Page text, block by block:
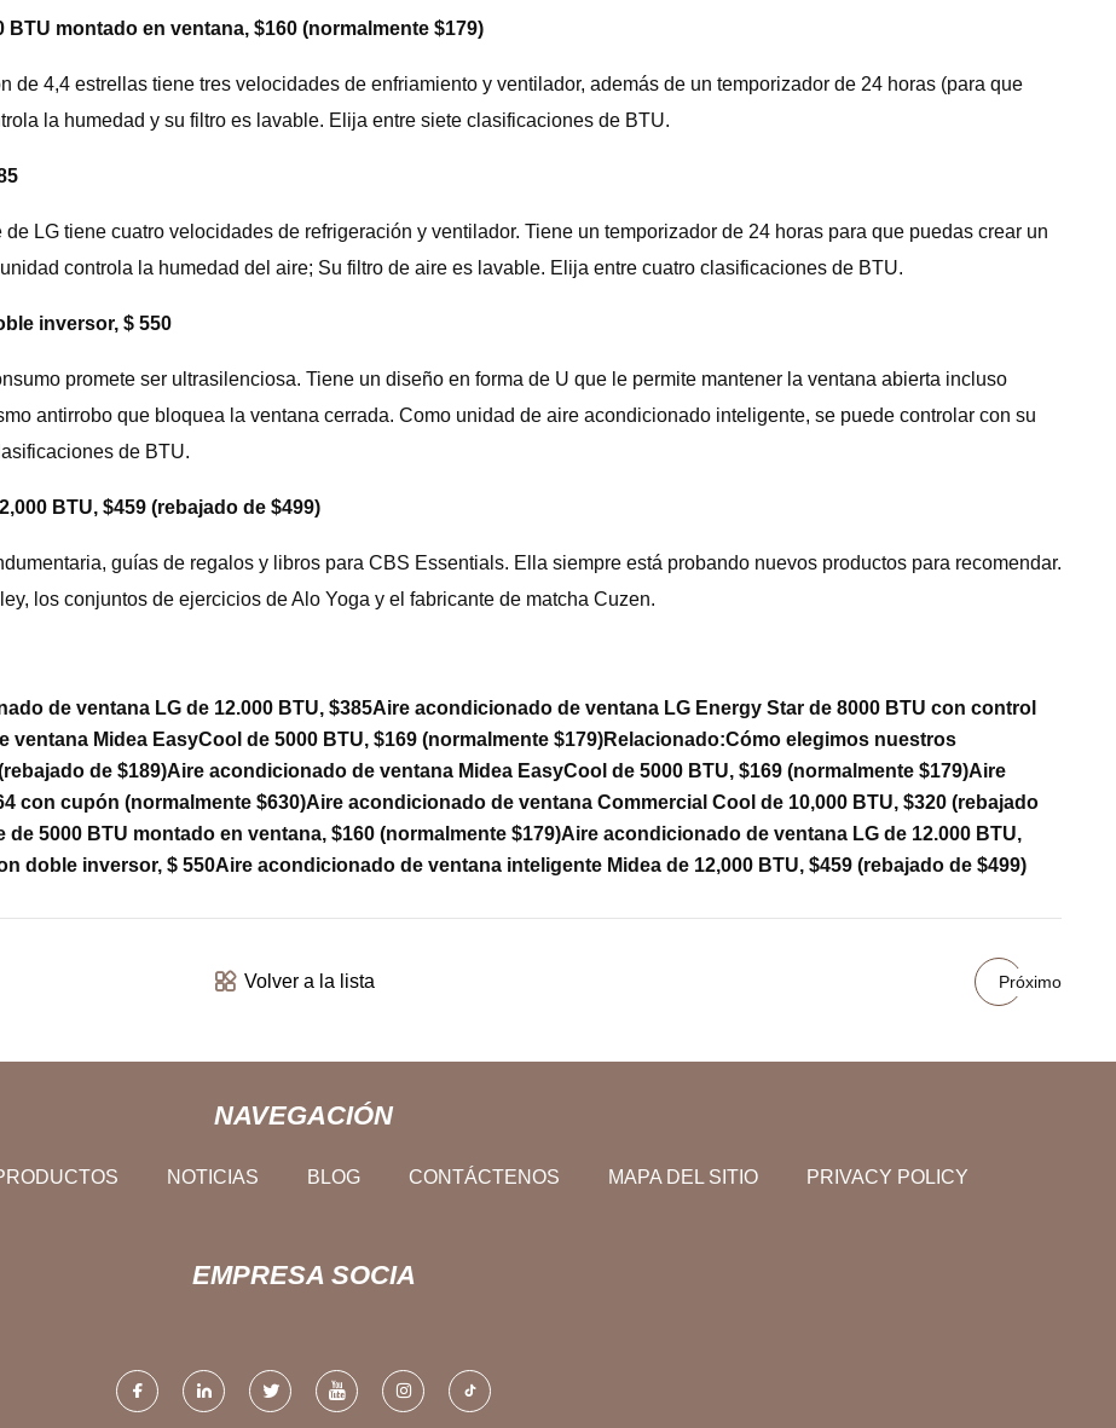
montado en ventana, $160 (normalmente $179)
de 4,4 estrellas tiene tres velocidades de enfriamiento y ventilador, además de un temporizador de 24 horas (para que
la humedad y su filtro es lavable. Elija entre siete clasificaciones de BTU.
LG tiene cuatro velocidades de refrigeración y ventilador. Tiene un temporizador de 24 horas para que puedas crear un
controla la humedad del aire; Su filtro de aire es lavable. Elija entre cuatro clasificaciones de BTU.
inversor, $ 550
promete ser ultrasilenciosa. Tiene un diseño en forma de U que le permite mantener la ventana abierta incluso
antirrobo que bloquea la ventana cerrada. Como unidad de aire acondicionado inteligente, se puede controlar con su
de BTU.
BTU, $459 (rebajado de $499)
guías de regalos y libros para CBS Essentials. Ella siempre está probando nuevos productos para recomendar.
los conjuntos de ejercicios de Alo Yoga y el fabricante de matcha Cuzen.
de ventana LG de 12.000 BTU, $385Aire acondicionado de ventana LG Energy Star de 8000 BTU con control
Midea EasyCool de 5000 BTU, $169 (normalmente $179)Relacionado:Cómo elegimos nuestros
de $189)Aire acondicionado de ventana Midea EasyCool de 5000 BTU, $169 (normalmente $179)Aire
con cupón (normalmente $630)Aire acondicionado de ventana Commercial Cool de 10,000 BTU, $320 (rebajado
5000 BTU montado en ventana, $160 (normalmente $179)Aire acondicionado de ventana LG de 12.000 BTU,
doble inversor, $ 550Aire acondicionado de ventana inteligente Midea de 12,000 BTU, $459 (rebajado de $499)
Volver a la lista Próximo
NAVEGACIÓN
NOTICIAS BLOG CONTÁCTENOS MAPA DEL SITIO PRIVACY POLICY
EMPRESA SOCIA